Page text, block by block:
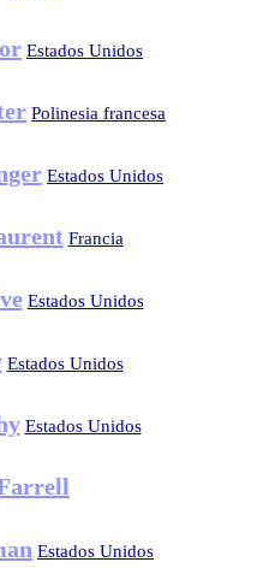
Estados Unidos
Polinesia francesa
Estados Unidos
Francia
Estados Unidos
Estados Unidos
Estados Unidos
Estados Unidos